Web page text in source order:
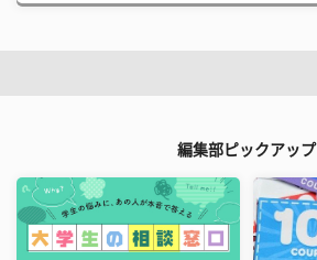
編集部ピックアップ